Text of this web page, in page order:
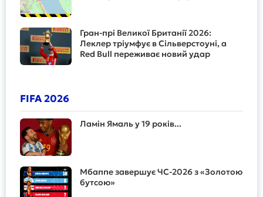
Гран-прі Великої Британії 2026:
Леклер тріумфує в Сільверстоуні, а
Red Bull переживає новий удар
FIFA 2026
Ламін Ямаль у 19 років...
Мбаппе завершує ЧС-2026 з «Золотою
бутсою»